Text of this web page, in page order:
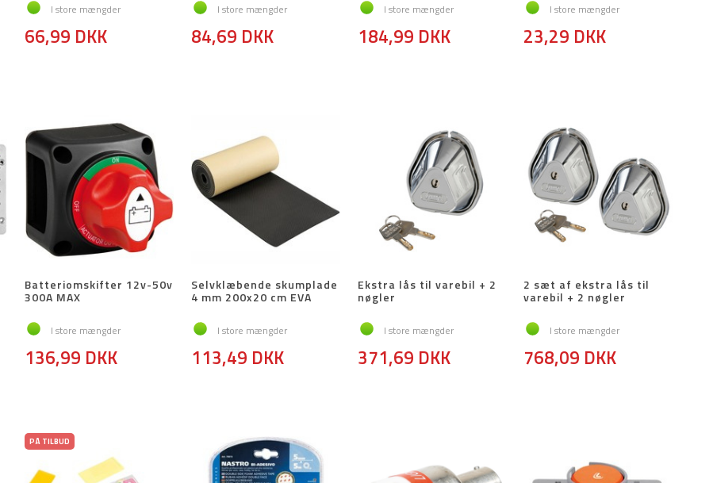
I store mængder
66,99 DKK
I store mængder
84,69 DKK
I store mængder
184,99 DKK
I store mængder
23,29 DKK
Batteriomskifter 12v-50v
300A MAX
I store mængder
136,99 DKK
Selvklæbende skumplade
4 mm 200x20 cm EVA
I store mængder
113,49 DKK
Ekstra lås til varebil + 2
nøgler
I store mængder
371,69 DKK
2 sæt af ekstra lås til
varebil + 2 nøgler
I store mængder
768,09 DKK
PÅ TILBUD